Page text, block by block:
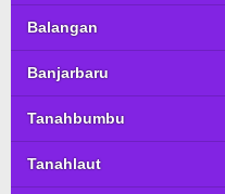
Balangan
Banjarbaru
Tanahbumbu
Tanahlaut